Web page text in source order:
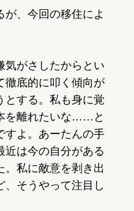
、今回の移住によ
気がさしたからとい
徹底的に叩く傾向が
とする。私も身に覚
を離れたいな……と
すよ。あーたんの手
近は今の自分がある
。私に敵意を剥き出
、そうやって注目し